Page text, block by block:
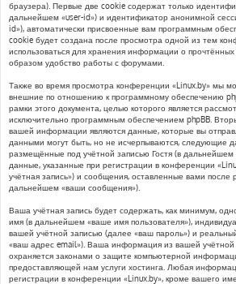
браузера). Первые две cookie содержат только
дальнейшем «user-id») и идентификатор анонимной
id»), автоматически присвоенные вам программным
cookie будет создана после просмотра одной из тем
использоваться для хранения информации о
образом удобство работы с форумами.
Также во время просмотра конференции «Linux.by» мы
внешние по отношению к программному обеспечению
рамки этого документа, целью которого является
исключительно программным обеспечением phpBB.
вашей информации являются данные, которые вы
данными могут быть, но не исчерпываются, следующие
размещённые под учётной записью Гостя (в
данные, указанные при регистрации в конференции
учётная запись») и сообщения, оставленные вами после
дальнейшем «ваши сообщения»).
Ваша учётная запись будет содержать, как минимум,
имя (в дальнейшем «ваше имя пользователя»),
вашей учётной записью (далее «ваш пароль») и
«ваш адрес email»). Ваша информация из вашей учётной
охраняется законами о защите компьютерной
предоставляющей нам услуги хостинга. Любая
регистрации в конференции «Linux.by», кроме вашего